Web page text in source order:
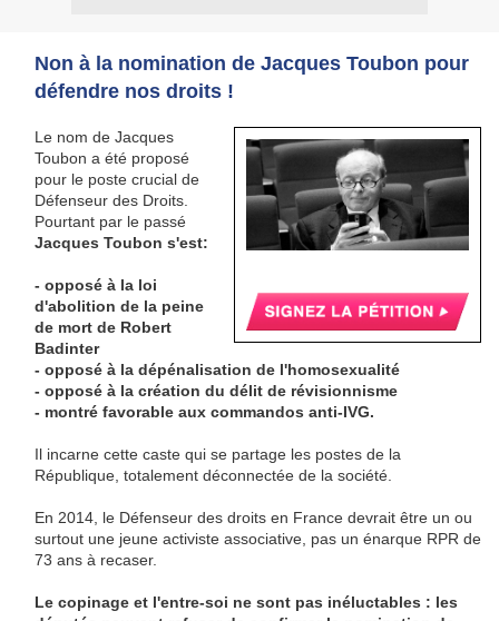
Non à la nomination de Jacques Toubon pour
défendre nos droits !
Le nom de Jacques
Toubon a été proposé
pour le poste crucial de
Défenseur des Droits.
Pourtant par le passé
Jacques Toubon s'est:
- opposé à la loi
d'abolition de la peine
de mort de Robert
Badinter
- opposé à la dépénalisation de l'homosexualité
- opposé à la création du délit de révisionnisme
- montré favorable aux commandos anti-IVG.
Il incarne cette caste qui se partage les postes de la
République, totalement déconnectée de la société.
En 2014, le Défenseur des droits en France devrait être un ou
surtout une jeune activiste associative, pas un énarque RPR de
73 ans à recaser.
Le copinage et l'entre-soi ne sont pas inéluctables : les